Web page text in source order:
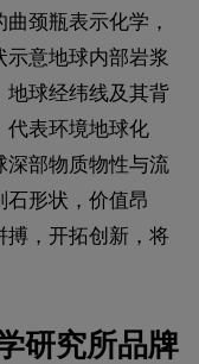
颈瓶表示化学，
意地球内部岩浆
地球经纬线及其背
代表环境地球化
深部物质物性与流
形状，价值昂
搏，开拓创新，将
研究所品牌